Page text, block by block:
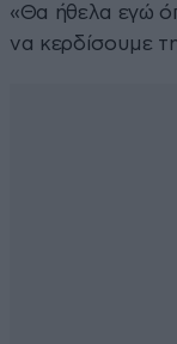
«Θα ήθελα εγώ
να κερδίσουμε